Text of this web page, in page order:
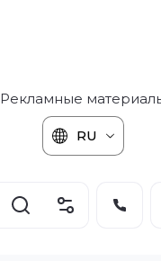
Рекламные
RU